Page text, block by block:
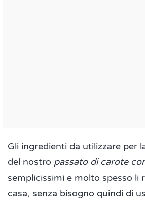
Gli ingredienti da utilizzare per
del nostro passato di carote
semplicissimi e molto spesso li
casa, senza bisogno quindi di